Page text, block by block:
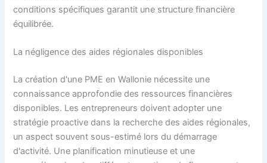
conditions spécifiques garantit une structure financière
équilibrée.
La négligence des aides régionales disponibles
La création d'une PME en Wallonie nécessite une
connaissance approfondie des ressources financières
disponibles. Les entrepreneurs doivent adopter une
stratégie proactive dans la recherche des aides régionales,
un aspect souvent sous-estimé lors du démarrage
d'activité. Une planification minutieuse et une